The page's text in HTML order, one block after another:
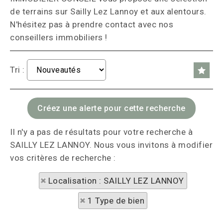
de terrains sur Sailly Lez Lannoy et aux alentours.
N'hésitez pas à prendre contact avec nos
conseillers immobiliers !
Tri :
Il n'y a pas de résultats pour votre recherche à
SAILLY LEZ LANNOY. Nous vous invitons à modifier
vos critères de recherche :
Localisation : SAILLY LEZ LANNOY
1 Type de bien